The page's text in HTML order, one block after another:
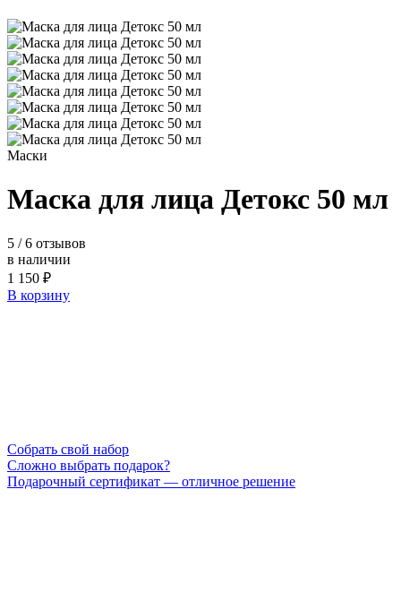
Маски
Маска для лица Детокс 50 мл
5 / 6 отзывов
в наличии
1 150 ₽
В корзину
Cобрать свой набор
Сложно выбрать подарок?
Подарочный сертификат — отличное решение